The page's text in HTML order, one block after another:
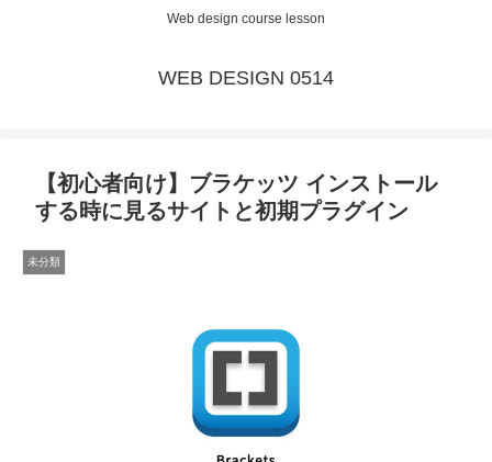
Web design course lesson
WEB DESIGN 0514
【初心者向け】ブラケッツ インストール
する時に見るサイトと初期プラグイン
未分類